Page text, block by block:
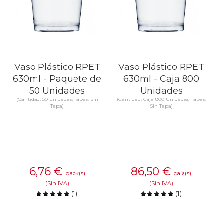
Vaso Plástico RPET
630ml - Paquete de
50 Unidades
(Cantidad: 50 unidades, Tapas: Sin
Tapa)
6,76 € pack(s)
(Sin IVA)
(1)
Vaso Plástico RPET
630ml - Caja 800
Unidades
(Cantidad: Caja 800 Unidades, Tapas:
Sin Tapa)
86,50 € caja(s)
(Sin IVA)
(1)